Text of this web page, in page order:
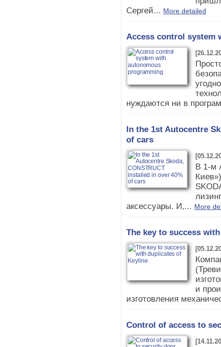
Сергей... More detailed
Access control system
нуждаются ни в
In the 1st Autocentre
of cars
В 1-м
аксессуары. И,... More
The key to success
и
изготовления
Control of access to